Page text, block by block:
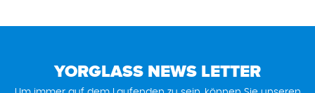
YORGLASS NEWS LETTER